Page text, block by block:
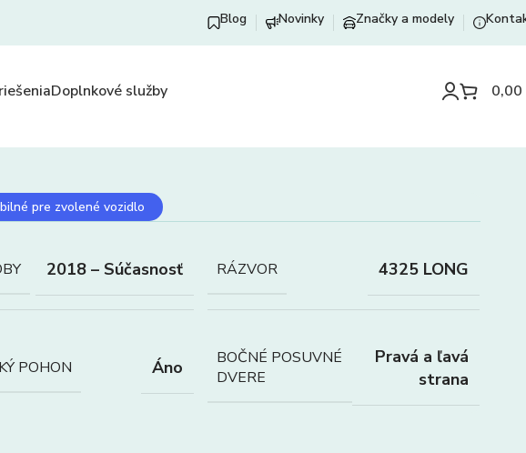
Blog Novinky Značky a modely
Doplnkové služby 0,00
pre zvolené vozidlo
2018 – Súčasnosť RÁZVOR 4325 LONG
POHON Áno
BOČNÉ POSUVNÉ
DVERE
Pravá a ľavá
strana